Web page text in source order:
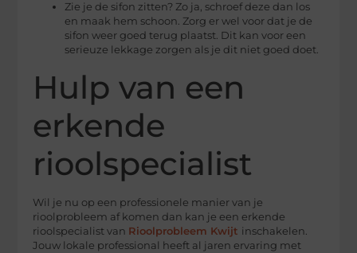
Zie je de sifon zitten? Zo ja, schroef deze dan los
en maak hem schoon. Zorg er wel voor dat je de
sifon weer goed terug plaatst. Dit kan voor een
serieuze lekkage zorgen als je dit niet goed doet.
Hulp van een
erkende
rioolspecialist
Wil je nu op een professionele manier van je
rioolprobleem af komen dan kan je een erkende
rioolspecialist van Rioolprobleem Kwijt inschakelen.
Jouw lokale professional heeft al jaren ervaring met